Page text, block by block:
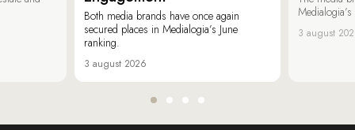
Both media brands have once again
secured places in Medialogia’s June
ranking.
3 august 2026
3 august